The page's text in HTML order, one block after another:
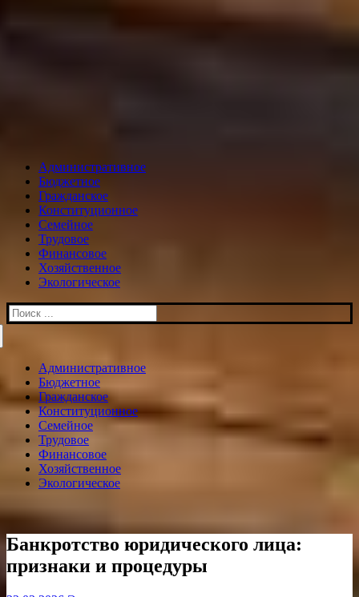
Административное
Бюджетное
Гражданское
Конституционное
Семейное
Трудовое
Финансовое
Хозяйственное
Экологическое
Искать:
Административное
Бюджетное
Гражданское
Конституционное
Семейное
Трудовое
Финансовое
Хозяйственное
Экологическое
Банкротство юридического лица:
признаки и процедуры